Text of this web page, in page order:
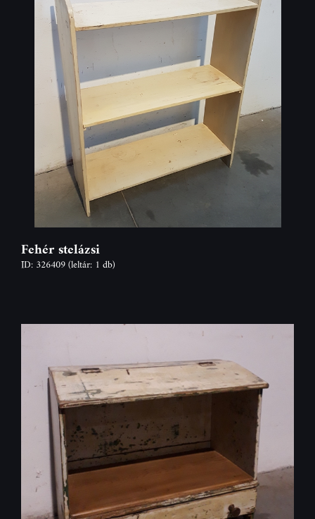
Fehér stelázsi
ID: 326409(leltár: 1 db)